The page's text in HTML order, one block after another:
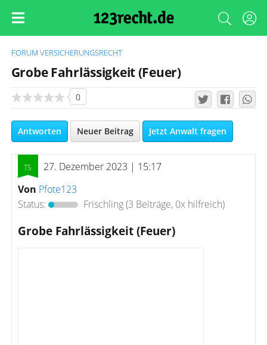
FORUM VERSICHERUNGSRECHT
Grobe Fahrlässigkeit (Feuer)
0
Antworten Neuer Beitrag Jetzt Anwalt fragen
27. Dezember 2023 | 15:17
Von Pfote123
Status:
Frischling(3 Beiträge, 0x hilfreich)
Grobe Fahrlässigkeit (Feuer)